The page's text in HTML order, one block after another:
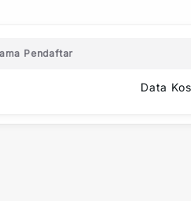
Pendaftar
Data